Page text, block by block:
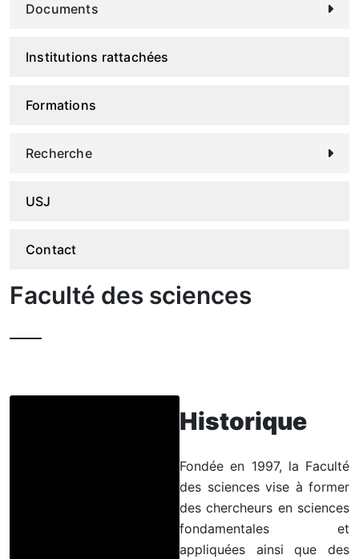
Documents
Institutions rattachées
Formations
Recherche
USJ
Contact
Faculté des sciences
Historique
Fondée en 1997, la Faculté
des sciences vise à former
des chercheurs en sciences
fondamentales et
appliquées ainsi que des